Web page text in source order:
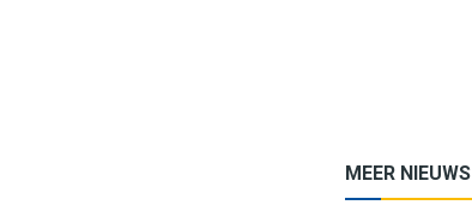
MEER NIEUWS